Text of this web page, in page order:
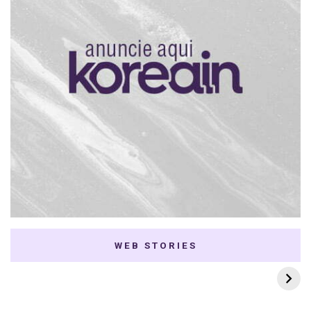
WEB STORIES
7 K-dramas Enemies
to Lovers
Thai Dramas com
First e Khaotung